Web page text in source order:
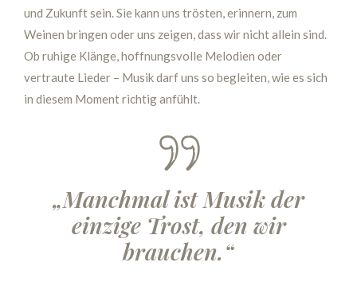
und Zukunft sein. Sie kann uns trösten, erinnern, zum
Weinen bringen oder uns zeigen, dass wir nicht allein sind.
Ob ruhige Klänge, hoffnungsvolle Melodien oder
vertraute Lieder – Musik darf uns so begleiten, wie es sich
in diesem Moment richtig anfühlt.
„Manchmal ist Musik der
einzige Trost, den wir
brauchen.“